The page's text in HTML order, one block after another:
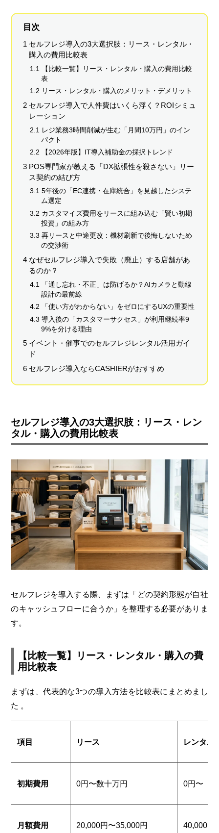
目次
1 セルフレジ導入の3大選択肢：リース・レンタル・
購入の費用比較表
1.1 【比較一覧】リース・レンタル・購入の費用比較
表
1.2 リース・レンタル・購入のメリット・デメリット
2 セルフレジ導入で人件費はいくら浮く？ROIシミュ
レーション
2.1 レジ業務3時間削減が生む「月間10万円」のイン
パクト
2.2 【2026年版】IT導入補助金の採択トレンド
3 POS専門家が教える「DX拡張性を殺さない」リー
ス契約の結び方
3.1 5年後の「EC連携・在庫統合」を見越したシステ
ム選定
3.2 カスタマイズ費用をリースに組み込む「賢い初期
投資」の組み方
3.3 再リースと中途更改：機材刷新で後悔しないため
の交渉術
4 なぜセルフレジ導入で失敗（廃止）する店舗があ
るのか？
4.1 「通し忘れ・不正」は防げるか？AIカメラと動線
設計の最前線
4.2 「使い方がわからない」をゼロにするUXの重要性
4.3 導入後の「カスタマーサクセス」が利用継続率9
9%を分ける理由
5 イベント・催事でのセルフレジレンタル活用ガイ
ド
6 セルフレジ導入ならCASHIERがおすすめ
セルフレジ導入の3大選択肢：リース・レン
タル・購入の費用比較表
セルフレジを導入する際、まずは「どの契約形態が自社
のキャッシュフローに合うか」を整理する必要がありま
す。
【比較一覧】リース・レンタル・購入の費
用比較表
まずは、代表的な3つの導入方法を比較表にまとめまし
た 。
項目 リース レンタル
初期費用 0円〜数十万円 0円〜（
月額費用 20,000円〜35,000円 40,000円